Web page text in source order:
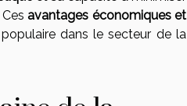
Cesavantages économiques et
dans le secteur de la